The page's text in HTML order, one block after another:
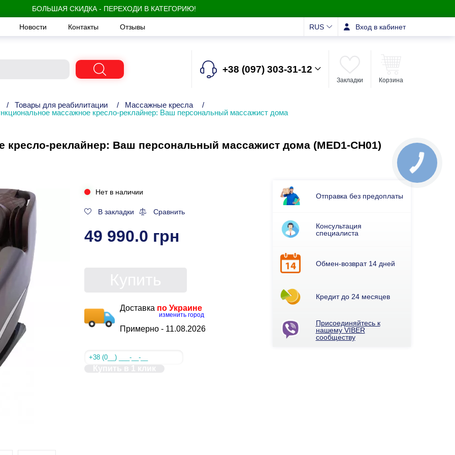
БОЛЬШАЯ СКИДКА - ПЕРЕХОДИ В КАТЕГОРИЮ!
Новости Контакты Отзывы RUS Вход в кабинет
+38 (097) 303-31-12
Закладки Корзина
/ Товары для реабилитации / Массажные кресла
/
массажное кресло-реклайнер: Ваш персональный массажист дома
реклайнер: Ваш персональный массажист дома (MED1-CH01)
Нет в наличии
В закладки Сравнить
49 990.0 грн
Доставка по Украине
изменить город
Примерно - 11.08.2026
Отправка без предоплаты
Консультация
специалиста
Обмен-возврат 14 дней
Кредит до 24 месяцев
Присоединяйтесь к
нашему VIBER
сообществу